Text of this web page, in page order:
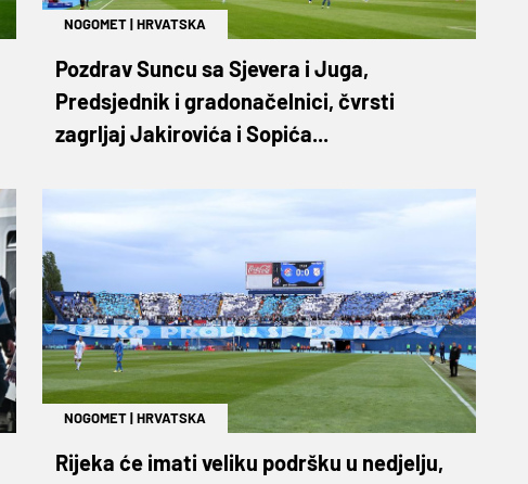
NOGOMET|HRVATSKA
Pozdrav Suncu sa Sjevera i Juga,
Predsjednik i gradonačelnici, čvrsti
zagrljaj Jakirovića i Sopića...
NOGOMET|HRVATSKA
Rijeka će imati veliku podršku u nedjelju,